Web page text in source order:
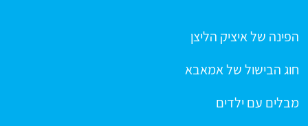
הפינה של איציק הליצן
חוג הבישול של אמאבא
מבלים עם ילדים